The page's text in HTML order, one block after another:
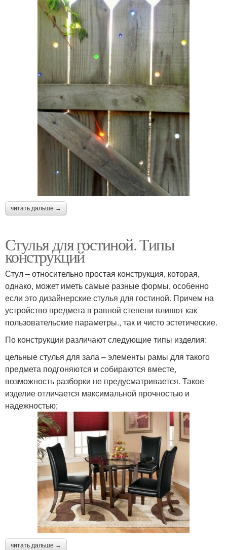
читать дальше →
Стулья для гостиной. Типы
конструкций
Стул – относительно простая конструкция, которая,
однако, может иметь самые разные формы, особенно
если это дизайнерские стулья для гостиной. Причем на
устройство предмета в равной степени влияют как
пользовательские параметры., так и чисто эстетические.
По конструкции различают следующие типы изделия:
цельные стулья для зала – элементы рамы для такого
предмета подгоняются и собираются вместе,
возможность разборки не предусматривается. Такое
изделие отличается максимальной прочностью и
надежностью;
читать дальше →